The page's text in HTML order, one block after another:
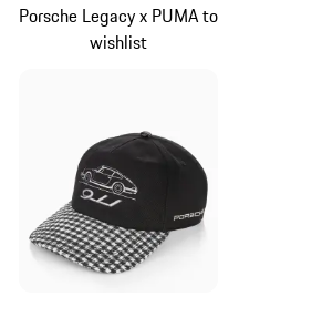
Porsche Legacy x PUMA to
wishlist